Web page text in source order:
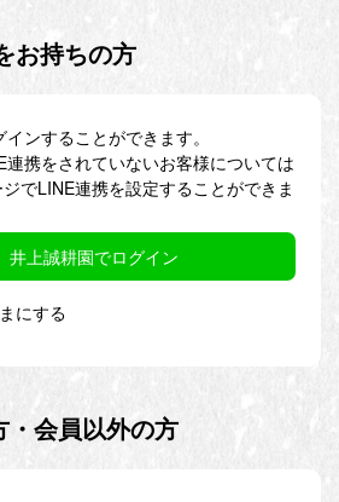
お持ちの方
ンすることができます。
携をされていないお客様については
でLINE連携を設定することができま
井上誠耕園でログイン
にする
会員以外の方